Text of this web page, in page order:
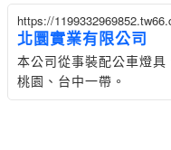
https://
北圜實業有限公司
本公司從事裝配公車燈具
桃園、台中一帶。